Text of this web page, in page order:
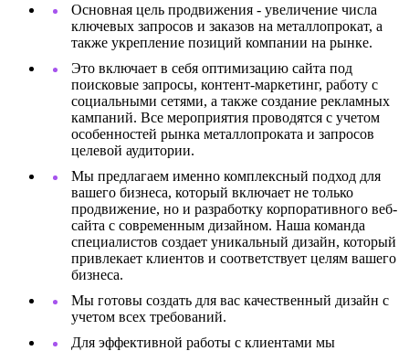
Основная цель продвижения - увеличение числа
ключевых запросов и заказов на металлопрокат, а
также укрепление позиций компании на рынке.
Это включает в себя оптимизацию сайта под
поисковые запросы, контент-маркетинг, работу с
социальными сетями, а также создание рекламных
кампаний. Все мероприятия проводятся с учетом
особенностей рынка металлопроката и запросов
целевой аудитории.
Мы предлагаем именно комплексный подход для
вашего бизнеса, который включает не только
продвижение, но и разработку корпоративного веб-
сайта с современным дизайном. Наша команда
специалистов создает уникальный дизайн, который
привлекает клиентов и соответствует целям вашего
бизнеса.
Мы готовы создать для вас качественный дизайн с
учетом всех требований.
Для эффективной работы с клиентами мы